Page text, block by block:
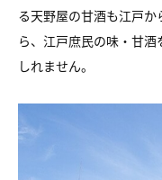
る天野屋の甘酒も江戸
ら、江戸庶民の味・甘
しれません。